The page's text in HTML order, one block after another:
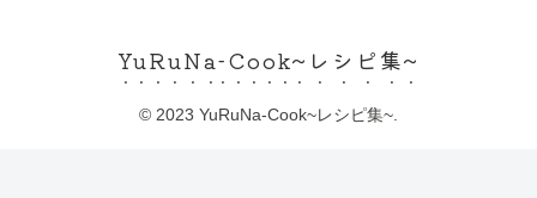
YuRuNa-Cook~レシピ集~
© 2023 YuRuNa-Cook~レシピ集~.